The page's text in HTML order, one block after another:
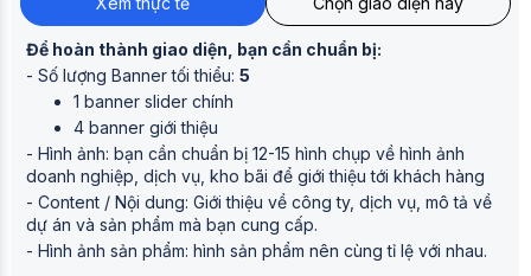
Để hoàn thành giao diện, bạn cần chuẩn bị:
- Số lượng Banner tối thiểu: 5
1 banner slider chính
4 banner giới thiệu
- Hình ảnh: bạn cần chuẩn bị 12-15 hình chụp về hình ảnh
doanh nghiệp, dịch vụ, kho bãi để giới thiệu tới khách hàng
- Content / Nội dung: Giới thiệu về công ty, dịch vụ, mô tả về
dự án và sản phẩm mà bạn cung cấp.
- Hình ảnh sản phẩm: hình sản phẩm nên cùng tỉ lệ với nhau.